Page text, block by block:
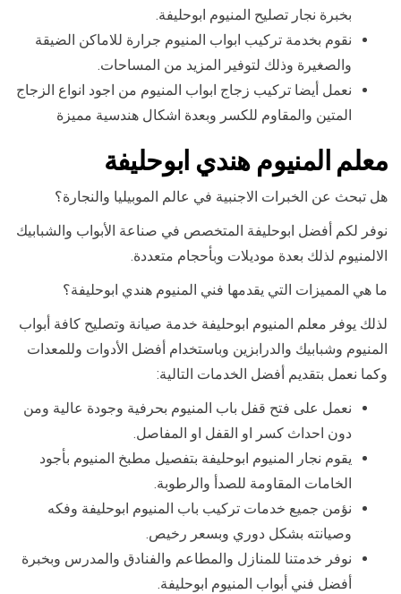
بخبرة نجار تصليح المنيوم ابوحليفة.
نقوم بخدمة تركيب ابواب المنيوم جرارة للاماكن الضيقة
والصغيرة وذلك لتوفير المزيد من المساحات.
نعمل أيضا تركيب زجاج ابواب المنيوم من اجود انواع الزجاج
المتين والمقاوم للكسر وبعدة اشكال هندسية مميزة
معلم المنيوم هندي ابوحليفة
هل تبحث عن الخبرات الاجنبية في عالم الموبيليا والنجارة؟
نوفر لكم أفضل ابوحليفة المتخصص في صناعة الأبواب والشبابيك
الالمنيوم لذلك بعدة موديلات وبأحجام متعددة.
ما هي المميزات التي يقدمها فني المنيوم هندي ابوحليفة؟
لذلك يوفر معلم المنيوم ابوحليفة خدمة صيانة وتصليح كافة أبواب
المنيوم وشبابيك والدرابزين وباستخدام أفضل الأدوات وللمعدات
وكما نعمل بتقديم أفضل الخدمات التالية:
نعمل على فتح قفل باب المنيوم بحرفية وجودة عالية ومن
دون احداث كسر او القفل او المفاصل.
يقوم نجار المنيوم ابوحليفة بتفصيل مطبخ المنيوم بأجود
الخامات المقاومة للصدأ والرطوبة.
نؤمن جميع خدمات تركيب باب المنيوم ابوحليفة وفكه
وصيانته بشكل دوري وبسعر رخيص.
نوفر خدمتنا للمنازل والمطاعم والفنادق والمدرس وبخبرة
أفضل فني أبواب المنيوم ابوحليفة.